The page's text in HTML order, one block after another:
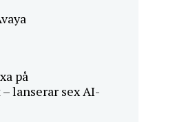
på
lanserar sex AI-